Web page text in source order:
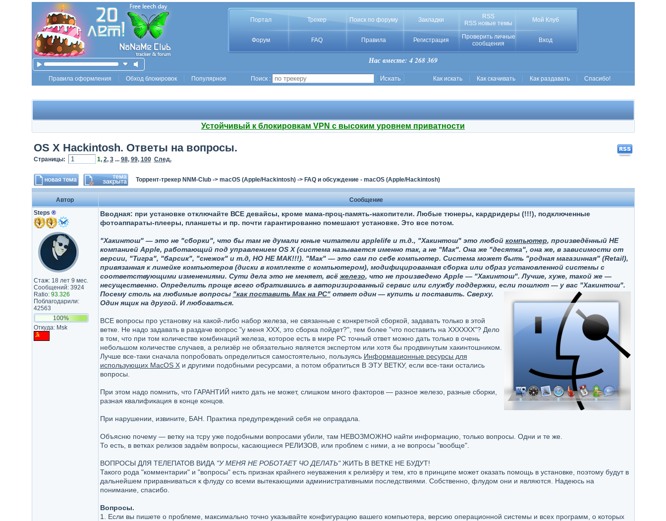
Портал Трекер Поиск по форуму Закладки
RSS
RSS новые темы
Мой Клуб
Форум FAQ Правила Регистрация
Проверить личные
сообщения
Вход
Нас вместе: 4 268 369
Правила оформления Обход блокировок Популярное Поиск : Как искать Как скачивать Как раздавать Спасибо!
Устойчивый к блокировкам VPN с высоким уровнем приватности
OS X Hackintosh. Ответы на вопросы.
Страницы: 1, 2, 3... 98, 99, 100 След.
Торрент-трекер NNM-Club-> macOS (Apple/Hackintosh)-> FAQ и обсуждение - macOS (Apple/Hackintosh)
Автор
Сообщение
Steps ®
Стаж: 18 лет 9 мес.
Сообщений: 3924
Ratio: 93.326
Поблагодарили:
42563
100%
Откуда: Msk
Вводная: при установке отключайте ВСЕ девайсы, кроме мама-проц-память-накопители. Любые тюнеры, кардридеры (!!!), подключенные
фотоаппараты-плееры, планшеты и пр. почти гарантированно помешают установке. Это все потом.
"Хакинтош" — это не "сборки", что бы там не думали юные читатели applelife и т.д., "Хакинтош" это любой компьютер, произведённый НЕ
компанией Apple, работающий под управлением OS X (система называется именно так, а не "Мак". Она же "десятка", она же, в зависимости от
версии, "Тигра", "барсик", "снежок" и т.д, НО НЕ МАК!!!). "Мак" — это сам по себе компьютер. Система может быть "родная магазинная" (Retail),
привязанная к линейке компьютеров (диски в комплекте с компьютером), модифицированная сборка или образ установленной системы с
соответствующими изменениями. Сути дела это не меняет, всё железо, что не произведено Apple — "Хакинтош". Лучше, хуже, такой же —
несущественно. Определить проще всего обратившись в авторизированный сервис или службу поддержки, если пошлют — у вас "Хакинтош".
Посему столь на любимые вопросы "как поставить Мак на РС"ответ один — купить и поставить. Сверху.
Один ящик на другой. И любоваться.
ВСЕ вопросы про установку на какой-либо набор железа, не связанные с конкретной сборкой, задавать только в этой
ветке. Не надо задавать в раздаче вопрос "у меня ХХХ, это сборка пойдет?", тем более "что поставить на ХХХХХХ"? Дело
в том, что при том количестве комбинаций железа, которое есть в мире РС точный ответ можно дать только в очень
небольшом количестве случаев, а релизёр не обязательно является экспертом или хотя бы продвинутым хакинтошником.
Лучше все-таки сначала попробовать определиться самостоятельно, пользуясь Информационные ресурсы для
использующих MacOS Xи другими подобными ресурсами, а потом обратиться В ЭТУ ВЕТКУ, если все-таки остались
вопросы.
При этом надо помнить, что ГАРАНТИЙ никто дать не может, слишком много факторов — разное железо, разные сборки,
разная квалификация в конце концов.
При нарушении, извините, БАН. Практика предупреждений себя не оправдала.
Объясню почему — ветку на тсру уже подобными вопросами убили, там НЕВОЗМОЖНО найти информацию, только вопросы. Одни и те же.
То есть, в ветках релизов задаём вопросы, касающиеся РЕЛИЗОВ, или проблем с ними, а не вопросы "вообще".
ВОПРОСЫ ДЛЯ ТЕЛЕПАТОВ ВИДА "У МЕНЯ НЕ РОБОТАЕТ ЧО ДЕЛАТЬ"ЖИТЬ В ВЕТКЕ НЕ БУДУТ!
Такого рода "комментарии" и "вопросы" есть признак крайнего неуважения к релизёру и тем, кто в принципе может оказать помощь в установке, поэтому будут в
дальнейшем приравниваться к флуду со всеми вытекающими административными последствиями. Собственно, флудом они и являются. Надеюсь на
понимание, спасибо.
Вопросы.
1. Если вы пишете о проблеме, максимально точно указывайте конфигурацию вашего компьютера, версию операционной системы и всех программ, о которых